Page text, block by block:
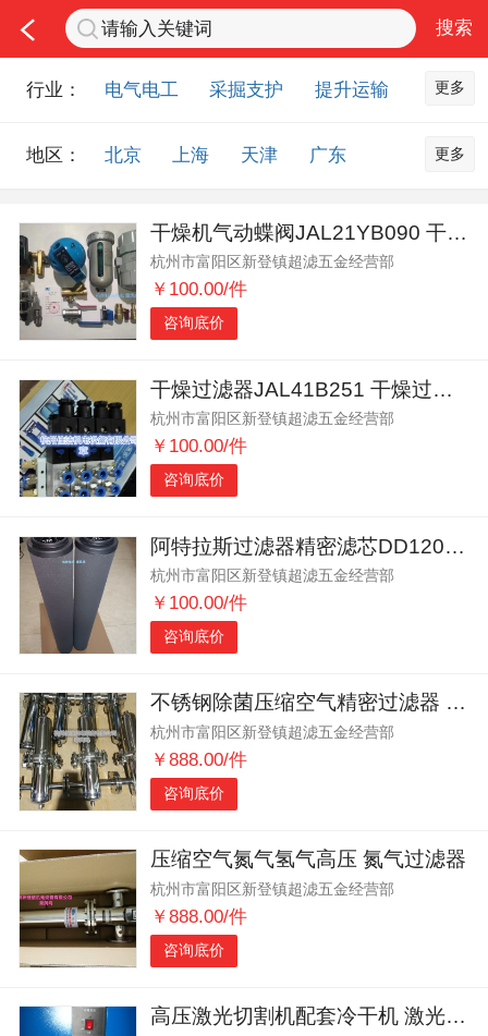
行业： 电气电工 采掘支护
提升运输
排水设备
钻探物探
洗煤选煤
化工化学
智能制造
配件部件
科研项目
培训认证
更多
地区： 北京 上海 天津
广东
山东
内蒙古 黑龙江
吉林
辽宁
江苏 浙江
湖北
湖南
安徽
江西
陕西
云南
西藏 甘肃
青海
宁夏
海南 新疆
台湾
香港
澳门 国外地区
更多
干燥机气动蝶阀JAL21YB090 干燥机止回阀32A159
杭州市富阳区新登镇超滤五金经营部
￥100.00/件
咨询底价
干燥过滤器JAL41B251 干燥过滤器JAL41B737
杭州市富阳区新登镇超滤五金经营部
￥100.00/件
咨询底价
阿特拉斯过滤器精密滤芯DD120 PD120 QD120
杭州市富阳区新登镇超滤五金经营部
￥100.00/件
咨询底价
不锈钢除菌压缩空气精密过滤器 不锈钢蒸汽过滤器
杭州市富阳区新登镇超滤五金经营部
￥888.00/件
咨询底价
压缩空气氮气氢气高压 氮气过滤器
杭州市富阳区新登镇超滤五金经营部
￥888.00/件
咨询底价
高压激光切割机配套冷干机 激光切割机过滤器 高温型水冷冷干机